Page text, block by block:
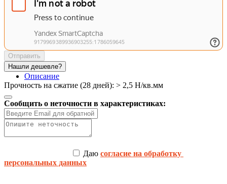
Отправить
Нашли дешевле?
Описание
Прочность на сжатие (28 дней): > 2,5 Н/кв.мм
Сообщить о неточности в характеристиках:
Даю согласие на обработку
персональных данных